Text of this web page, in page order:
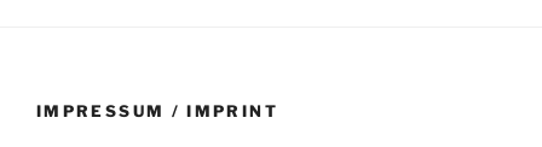
IMPRESSUM / IMPRINT